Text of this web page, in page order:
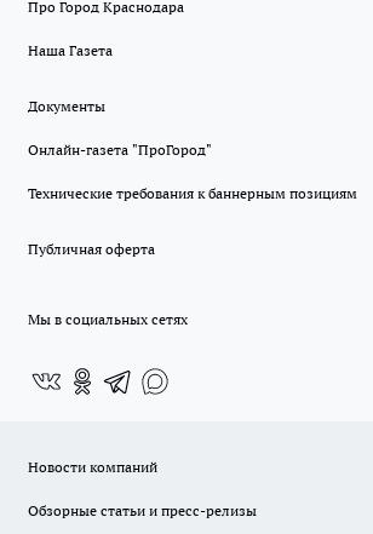
Про Город Краснодара
Наша Газета
Документы
Онлайн-газета "ПроГород"
Технические требования к баннерным позициям
Публичная оферта
Мы в социальных сетях
Новости компаний
Обзорные статьи и пресс-релизы